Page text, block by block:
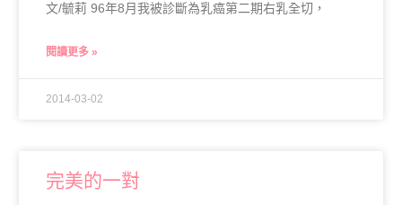
文/毓莉 96年8月我被診斷為乳癌第二期右乳全切，
閱讀更多 »
2014-03-02
完美的一對